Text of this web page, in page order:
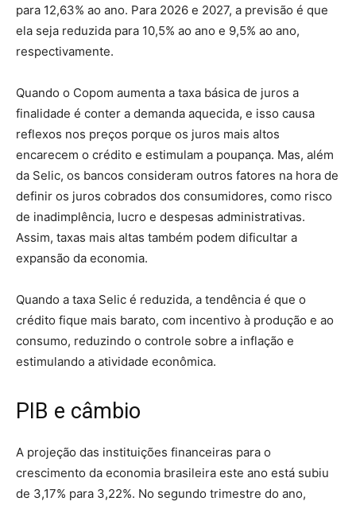
para 12,63% ao ano. Para 2026 e 2027, a previsão é que
ela seja reduzida para 10,5% ao ano e 9,5% ao ano,
respectivamente.
Quando o Copom aumenta a taxa básica de juros a
finalidade é conter a demanda aquecida, e isso causa
reflexos nos preços porque os juros mais altos
encarecem o crédito e estimulam a poupança. Mas, além
da Selic, os bancos consideram outros fatores na hora de
definir os juros cobrados dos consumidores, como risco
de inadimplência, lucro e despesas administrativas.
Assim, taxas mais altas também podem dificultar a
expansão da economia.
Quando a taxa Selic é reduzida, a tendência é que o
crédito fique mais barato, com incentivo à produção e ao
consumo, reduzindo o controle sobre a inflação e
estimulando a atividade econômica.
PIB e câmbio
A projeção das instituições financeiras para o
crescimento da economia brasileira este ano está subiu
de 3,17% para 3,22%. No segundo trimestre do ano,